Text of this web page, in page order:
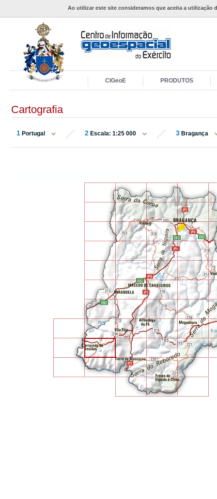
Ao utilizar este site consideramos que aceita a utilização
CIGeoE PRODUTOS
Cartografia
1 Portugal 2 Escala: 1:25 000 3 Bragança